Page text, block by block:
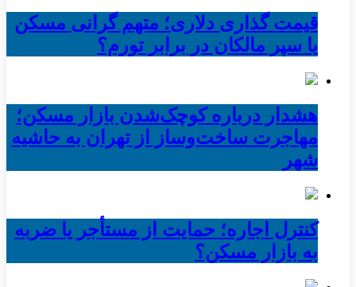
قیمت گذاری دلاری؛ متهم گرانی مسکن
یا سپر مالکان در برابر تورم؟
هشدار درباره کوچک‌شدن بازار مسکن؛
مهاجرت ساخت‌وساز از تهران به حاشیه‌
شهر
کنترل اجاره؛ حمایت از مستأجر یا ضربه
به بازار مسکن؟